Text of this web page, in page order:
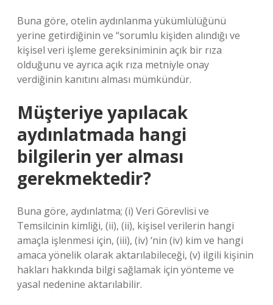
Buna göre, otelin aydınlanma yükümlülüğünü
yerine getirdiğinin ve “sorumlu kişiden alındığı ve
kişisel veri işleme gereksiniminin açık bir rıza
olduğunu ve ayrıca açık rıza metniyle onay
verdiğinin kanıtını alması mümkündür.
Müşteriye yapılacak
aydınlatmada hangi
bilgilerin yer alması
gerekmektedir?
Buna göre, aydınlatma; (i) Veri Görevlisi ve
Temsilcinin kimliği, (ii), (ii), kişisel verilerin hangi
amaçla işlenmesi için, (iii), (iv) ‘nin (iv) kim ve hangi
amaca yönelik olarak aktarılabileceği, (v) ilgili kişinin
hakları hakkında bilgi sağlamak için yönteme ve
yasal nedenine aktarılabilir.